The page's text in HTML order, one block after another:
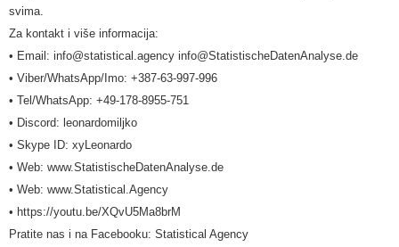
svima.
Za kontakt i više informacija:
• Email: info@statistical.agency info@StatistischeDatenAnalyse.de
• Viber/WhatsApp/Imo: +387-63-997-996
• Tel/WhatsApp: +49-178-8955-751
• Discord: leonardomiljko
• Skype ID: xyLeonardo
• Web: www.StatistischeDatenAnalyse.de
• Web: www.Statistical.Agency
• https://youtu.be/XQvU5Ma8brM
Pratite nas i na Facebooku: Statistical Agency